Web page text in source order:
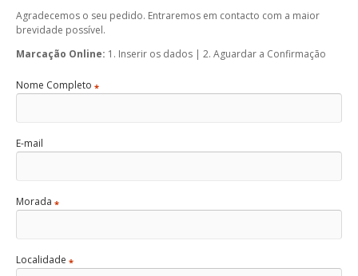
Agradecemos o seu pedido. Entraremos em contacto com a maior
brevidade possível.
Marcação Online: 1. Inserir os dados | 2. Aguardar a Confirmação
Nome Completo *
E-mail
Morada *
Localidade *